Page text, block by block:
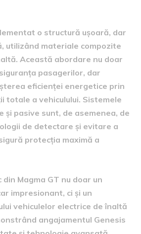
o structură ușoară, dar
utilizând materiale compozite
Această abordare nu doar
pasagerilor, dar
eficienței energetice prin
totale a vehiculului. Sistemele
și pasive sunt, de asemenea, de
de detectare și evitare a
protecția maximă a
Magma GT nu doar un
impresionant, ci și un
vehiculelor electrice de înaltă
angajamentul Genesis